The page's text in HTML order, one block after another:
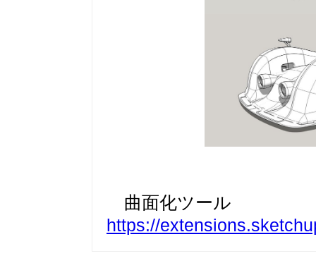
曲面化ツール
https://